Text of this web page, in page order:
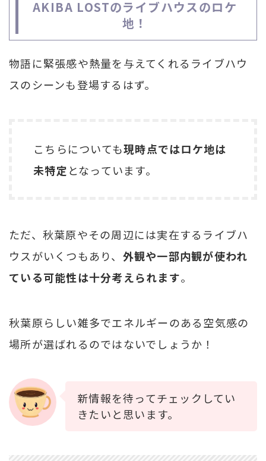
AKIBA LOSTのライブハウスのロケ
地！
物語に緊張感や熱量を与えてくれるライブハウ
スのシーンも登場するはず。
こちらについても現時点ではロケ地は
未特定となっています。
ただ、秋葉原やその周辺には実在するライブハ
ウスがいくつもあり、 外観や一部内観が使われ
ている可能性は十分考えられます。
秋葉原らしい雑多でエネルギーのある空気感の
場所が選ばれるのではないでしょうか！
新情報を待ってチェックしてい
きたいと思います。